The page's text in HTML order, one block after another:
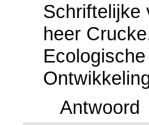
Schriftelijke
heer
Antwoord